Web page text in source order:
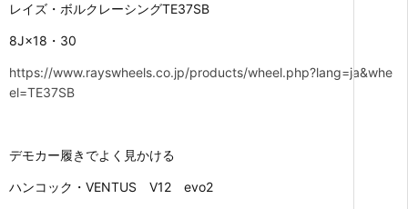
レイズ・ボルクレーシングTE37SB
8J×18・30
https://www.rayswheels.co.jp/products/wheel.php?lang=ja&whe
el=TE37SB
デモカー履きでよく見かける
ハンコック・VENTUS V12 evo2